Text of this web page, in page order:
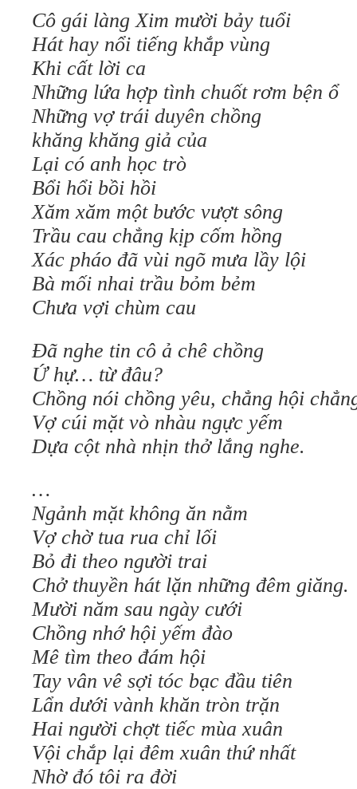
Cô gái làng Xim mười bảy tuổi
Hát hay nổi tiếng khắp vùng
Khi cất lời ca
Những lứa hợp tình chuốt rơm bện ổ
Những vợ trái duyên chồng
khăng khăng giả của
Lại có anh học trò
Bổi hổi bồi hồi
Xăm xăm một bước vượt sông
Trầu cau chẳng kịp cốm hồng
Xác pháo đã vùi ngõ mưa lầy lội
Bà mối nhai trầu bỏm bẻm
Chưa vợi chùm cau
Đã nghe tin cô ả chê chồng
Ứ hự… từ đâu?
Chồng nói chồng yêu, chẳng hội
Vợ cúi mặt vò nhàu ngực yếm
Dựa cột nhà nhịn thở lắng nghe.
…
Ngảnh mặt không ăn nằm
Vợ chờ tua rua chỉ lối
Bỏ đi theo người trai
Chở thuyền hát lặn những đêm giăng.
Mười năm sau ngày cưới
Chồng nhớ hội yếm đào
Mê tìm theo đám hội
Tay vân vê sợi tóc bạc đầu tiên
Lẩn dưới vành khăn tròn trặn
Hai người chợt tiếc mùa xuân
Vội chắp lại đêm xuân thứ nhất
Nhờ đó tôi ra đời